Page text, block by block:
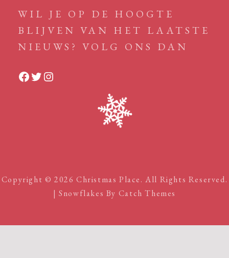
WIL JE OP DE HOOGTE
BLIJVEN VAN HET LAATSTE
NIEUWS? VOLG ONS DAN
Facebook
TwitterInstagram
Copyright © 2026 Christmas Place. All Rights Reserved.
| Snowflakes By Catch Themes